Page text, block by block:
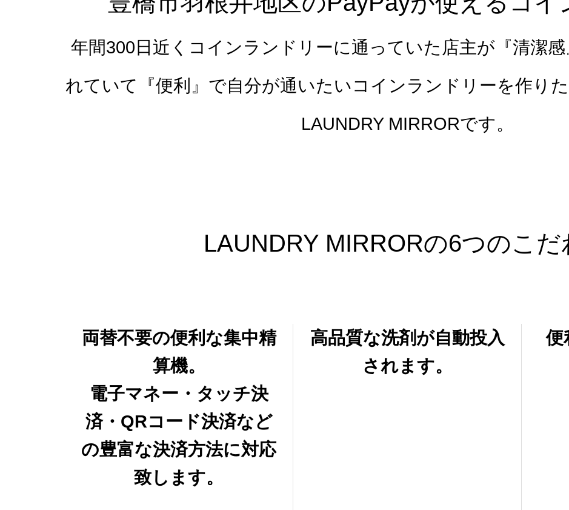
年間300日近くコインランドリーに通っていた店主が『清潔
れていて『便利』で自分が通いたいコインランドリーを作り
LAUNDRY MIRRORです。
LAUNDRY MIRRORの6つのこだ
両替不要の便利な集中精
算機。
電子マネー・タッチ決
済・QRコード決済など
の豊富な決済方法に対応
致します。
高品質な洗剤が自動投入
されます。
便